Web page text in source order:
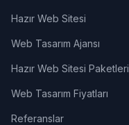
Hazır Web Sitesi
Web Tasarım Ajansı
Hazır Web Sitesi Paketleri
Web Tasarım Fiyatları
Referanslar